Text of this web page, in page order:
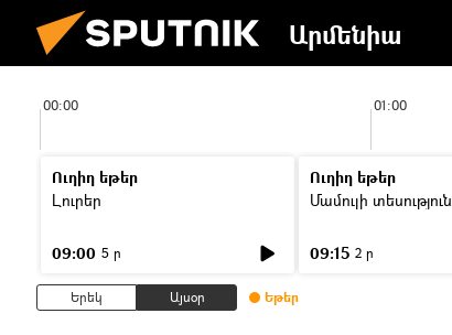
Արմենիա
00:00 01:00
Ուղիղ եթեր
Լուրեր
09:00 5 ր
Ուղիղ եթեր
Մամուլի տեսություն
09:15 2 ր
Երեկ Այսօր Եթեր